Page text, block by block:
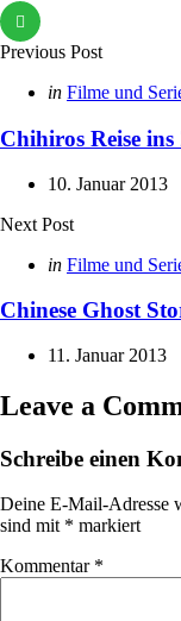
Post
navigation
Previous Post
Posted
in Filme und
Chihiros Reise
10. Januar 2013
Next Post
Posted
in Filme und
Chinese Ghost
11. Januar 2013
Leave a
Schreibe einen
Deine E-Mail-Adresse
sind mit * markiert
Kommentar *